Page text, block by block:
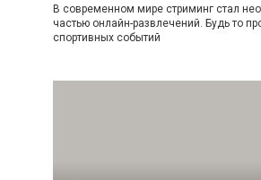
В современном мире стриминг стал
частью онлайн-развлечений. Будь то
спортивных событий